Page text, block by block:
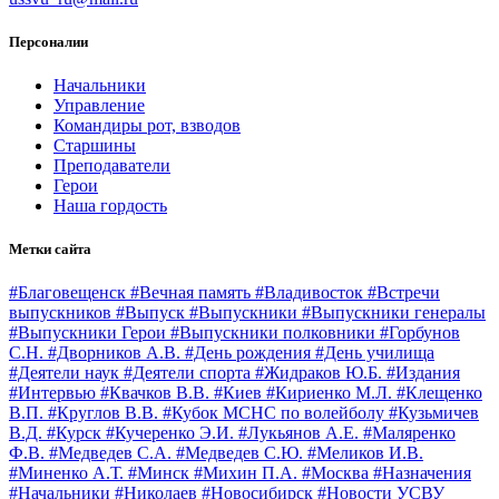
Персоналии
Начальники
Управление
Командиры рот, взводов
Старшины
Преподаватели
Герои
Наша гордость
Метки сайта
#Благовещенск #Вечная память #Владивосток #Встречи
выпускников #Выпуск #Выпускники #Выпускники генералы
#Выпускники Герои #Выпускники полковники #Горбунов
С.Н. #Дворников А.В. #День рождения #День училища
#Деятели наук #Деятели спорта #Жидраков Ю.Б. #Издания
#Интервью #Квачков В.В. #Киев #Кириенко М.Л. #Клещенко
В.П. #Круглов В.В. #Кубок МСНС по волейболу #Кузьмичев
В.Д. #Курск #Кучеренко Э.И. #Лукьянов А.Е. #Маляренко
Ф.В. #Медведев С.А. #Медведев С.Ю. #Меликов И.В.
#Миненко А.Т. #Минск #Михин П.А. #Москва #Назначения
#Начальники #Николаев #Новосибирск #Новости УСВУ